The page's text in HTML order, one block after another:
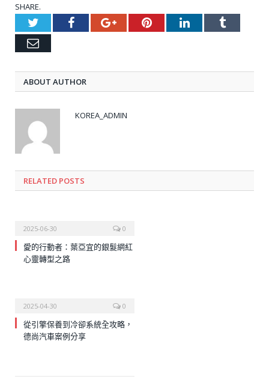
SHARE.
TwitterFacebookGoogle+PinterestLinkedInTumblr
Email
ABOUT AUTHOR
KOREA_ADMIN
RELATED POSTS
2025-06-30 0
愛的行動者：葉亞宜的銀髮網紅
心靈轉型之路
2025-04-30 0
從引擎保養到冷卻系統全攻略，
德尚汽車案例分享